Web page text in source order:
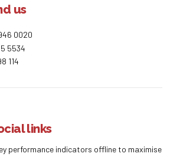
us
0020
5534
114
links
performance indicators offline to maximise